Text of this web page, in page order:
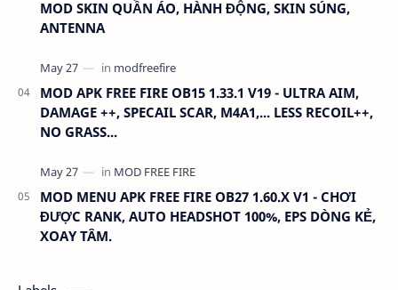
MOD SKIN QUẦN ÁO, HÀNH ĐỘNG, SKIN SÚNG,
ANTENNA
MOD APK FREE FIRE OB15 1.33.1 V19 - ULTRA AIM,
DAMAGE ++, SPECAIL SCAR, M4A1,... LESS RECOIL++,
NO GRASS...
MOD MENU APK FREE FIRE OB27 1.60.X V1 - CHƠI
ĐƯỢC RANK, AUTO HEADSHOT 100%, EPS DÒNG KẺ,
XOAY TÂM.